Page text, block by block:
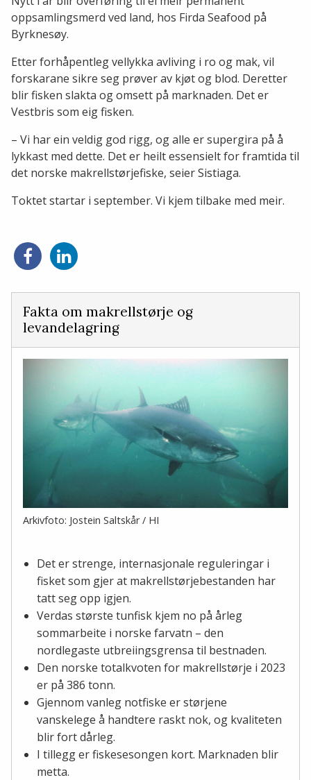
oppsamlingsmerd ved land, hos Firda Seafood på
Byrknesøy.
Etter forhåpentleg vellykka avliving i ro og mak, vil
forskarane sikre seg prøver av kjøt og blod. Deretter
blir fisken slakta og omsett på marknaden. Det er
Vestbris som eig fisken.
– Vi har ein veldig god rigg, og alle er supergira på å
lykkast med dette. Det er heilt essensielt for framtida til
det norske makrellstørjefiske, seier Sistiaga.
Toktet startar i september. Vi kjem tilbake med meir.
Del
på
Del
på
Fakta om makrellstørje og
levandelagring
Arkivfoto: Jostein Saltskår / HI
Det er strenge, internasjonale reguleringar i
fisket som gjer at makrellstørjebestanden har
tatt seg opp igjen.
Verdas største tunfisk kjem no på årleg
sommarbeite i norske farvatn – den
nordlegaste utbreiingsgrensa til bestnaden.
Den norske totalkvoten for makrellstørje i 2023
er på 386 tonn.
Gjennom vanleg notfiske er størjene
vanskelege å handtere raskt nok, og kvaliteten
blir fort dårleg.
I tillegg er fiskesesongen kort. Marknaden blir
metta.